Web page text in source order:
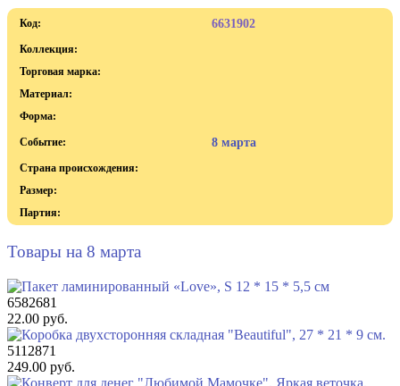
Код: 6631902
Коллекция:
Торговая марка:
Материал:
Форма:
Событие: 8 марта
Страна происхождения:
Размер:
Партия:
Товары на 8 марта
6582681
22.00 руб.
5112871
249.00 руб.